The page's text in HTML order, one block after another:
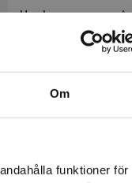
Om
funktioner för
Upplaga: